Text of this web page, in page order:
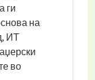
ги
на
ИТ
во